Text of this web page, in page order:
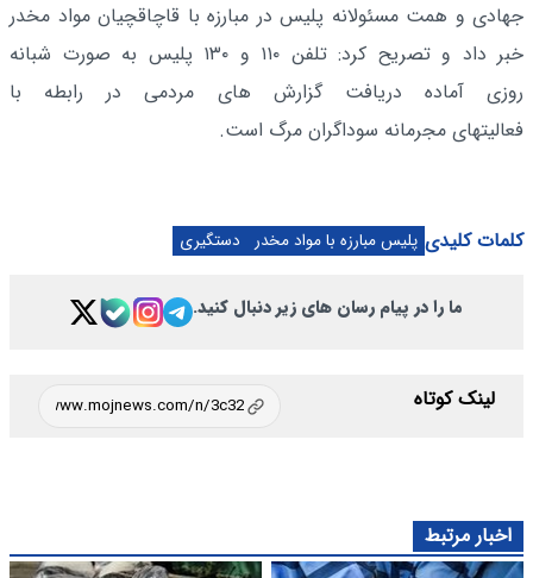
جهادی و همت مسئولانه پلیس در مبارزه با قاچاقچیان مواد مخدر
خبر داد و تصریح کرد: تلفن ۱۱۰ و ۱۳۰ پلیس به صورت شبانه
روزی آماده دریافت گزارش های مردمی در رابطه با
فعالیتهای مجرمانه سوداگران مرگ است.
کلمات کلیدی پلیس مبارزه با مواد مخدر دستگیری
ما را در پیام رسان های زیر دنبال کنید.
لینک کوتاه
اخبار مرتبط